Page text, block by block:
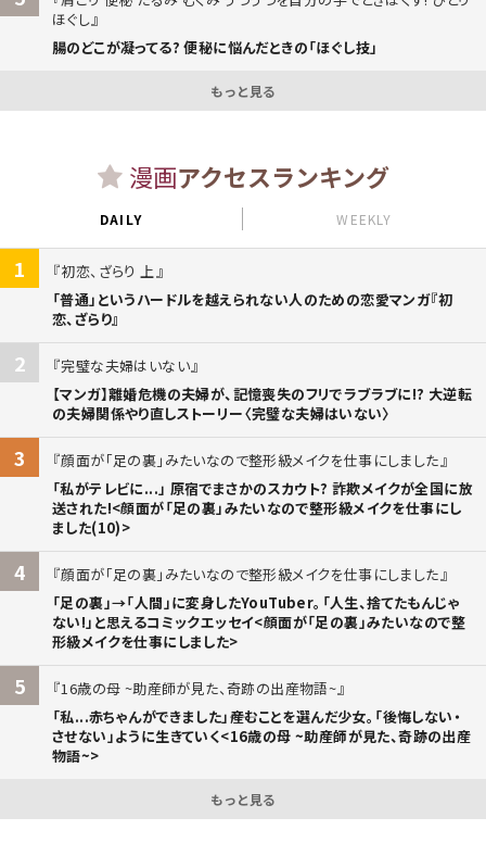
ほぐし
腸のどこが凝ってる? 便秘に悩んだときの「ほぐし技」
もっと見る
漫画アクセスランキング
DAILY WEEKLY
1
初恋、ざらり 上
「普通」というハードルを越えられない人のための恋愛マンガ『初
恋、ざらり』
2
完璧な夫婦はいない
【マンガ】離婚危機の夫婦が、記憶喪失のフリでラブラブに!? 大逆転
の夫婦関係やり直しストーリー〈完璧な夫婦はいない〉
3
顔面が「足の裏」みたいなので整形級メイクを仕事にしました
「私がテレビに...」 原宿でまさかのスカウト? 詐欺メイクが全国に放
送された!<顔面が「足の裏」みたいなので整形級メイクを仕事にし
ました(10)>
4
顔面が「足の裏」みたいなので整形級メイクを仕事にしました
「足の裏」→「人間」に変身したYouTuber。「人生、捨てたもんじゃ
ない!」と思えるコミックエッセイ<顔面が「足の裏」みたいなので整
形級メイクを仕事にしました>
5
16歳の母 ~助産師が見た、奇跡の出産物語~
「私...赤ちゃんができました」――産むことを選んだ少女。「後悔しない・
させない」ように生きていく<16歳の母 ~助産師が見た、奇跡の出産
物語~>
もっと見る